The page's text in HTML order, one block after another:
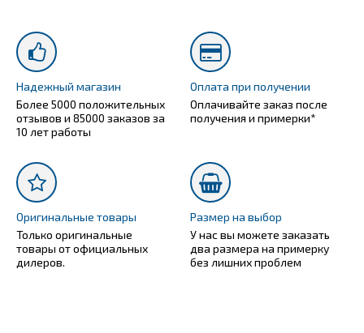
Надежный магазин
Более 5000 положительных
отзывов и 85000 заказов за
10 лет работы
Оплата при получении
Оплачивайте заказ после
получения и примерки*
Оригинальные товары
Только оригинальные
товары от официальных
дилеров.
Размер на выбор
У нас вы можете заказать
два размера на примерку
без лишних проблем